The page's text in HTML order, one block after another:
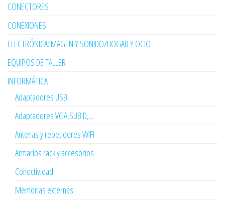
CONECTORES
CONEXIONES
ELECTRÓNICA:IMAGEN Y SONIDO/HOGAR Y OCIO
EQUIPOS DE TALLER
INFORMÁTICA
Adaptadores USB
Adaptadores VGA,SUB D,...
Antenas y repetidores WIFI
Armarios rack y accesorios
Conectividad
Memorias externas